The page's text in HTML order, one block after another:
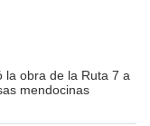
la obra de la Ruta 7 a
mendocinas